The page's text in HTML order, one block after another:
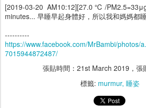
[2019-03-20 AM10:12][27.0℃/
minutes... 早睡早起身體好，所以我和媽媽都睡
----------
https://www.facebook.com/MrBambi/photos/
7015944872487/
張貼時間： 21st March 2019 ，張
標籤: murmur 睡姿